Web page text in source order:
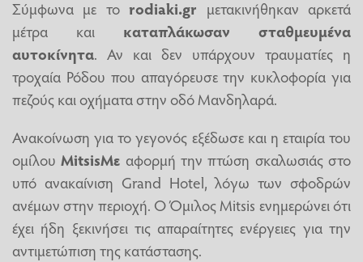
Σύμφωνα με τοrodiaki.gr μετακινήθηκαν αρκετά
μέτρα και καταπλάκωσαν σταθμευμένα
αυτοκίνητα. Αν και δεν υπάρχουν τραυματίες η
τροχαία Ρόδου που απαγόρευσε την κυκλοφορία για
πεζούς και οχήματα στην οδό Μανδηλαρά.
Ανακοίνωση για το γεγονός εξέδωσε και η εταιρία του
ομίλου MitsisΜε αφορμή την πτώση σκαλωσιάς στο
υπό ανακαίνιση Grand Hotel, λόγω των σφοδρών
ανέμων στην περιοχή. Ο Όμιλος Mitsis ενημερώνει ότι
έχει ήδη ξεκινήσει τις απαραίτητες ενέργειες για την
αντιμετώπιση της κατάστασης.